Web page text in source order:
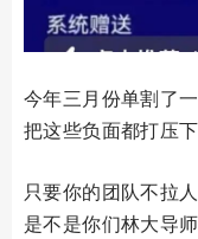
今年三月份单割了
把这些负面都打压下
只要你的团队不拉
是不是你们林大导